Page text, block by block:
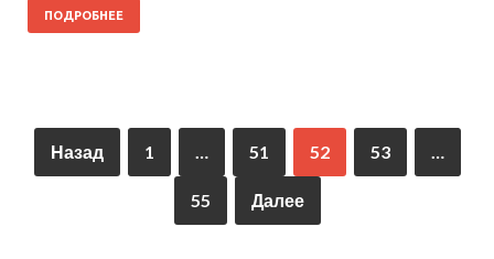
ПОДРОБНЕЕ
Назад 1 51 52 53
55 Далее